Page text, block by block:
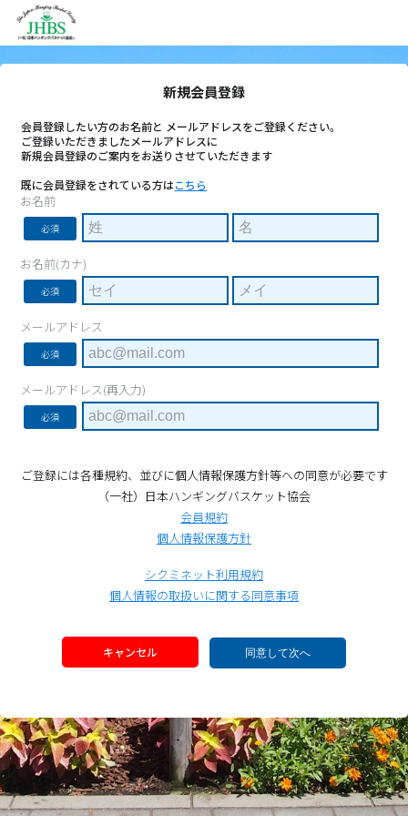
新規会員登録
会員登録したい方のお名前と メールアドレスをご登録ください。
ご登録いただきましたメールアドレスに
新規会員登録のご案内をお送りさせていただきます
既に会員登録をされている方はこちら
お名前
必須
お名前(カナ)
必須
メールアドレス
必須
メールアドレス(再入力)
必須
ご登録には各種規約、並びに個人情報保護方針等への同意が必要です
（一社）日本ハンギングバスケット協会
会員規約
個人情報保護方針
シクミネット利用規約
個人情報の取扱いに関する同意事項
キャンセル 同意して次へ